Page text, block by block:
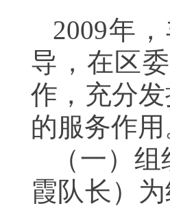
2009年
导，在区
作，充分
的服务作用
（一）
霞队长）